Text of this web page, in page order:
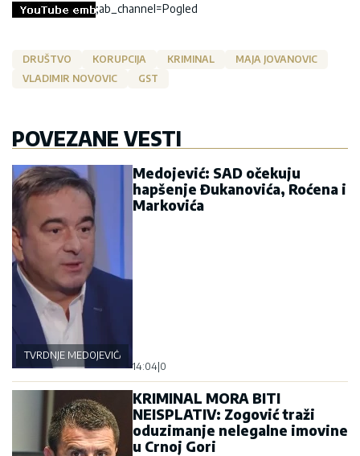
;ab_channel=Pogled
DRUŠTVO KORUPCIJA KRIMINAL
MAJA JOVANOVIC
VLADIMIR NOVOVIC
GST
POVEZANE VESTI
TVRDNJE MEDOJEVIĆA
Medojević: SAD očekuju
hapšenje Đukanovića, Roćena i
Markovića
14:04 0
KRIMINAL MORA BITI
NEISPLATIV: Zogović traži
oduzimanje nelegalne imovine
u Crnoj Gori